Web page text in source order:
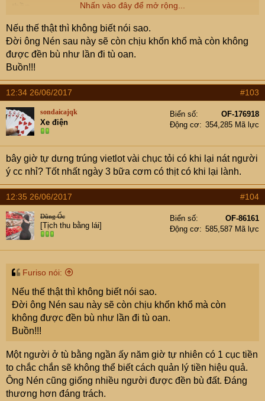
gái tư vấn lập tài khoản đồng sở hữu giữa ông Nén và bố
đẻ. Mục đích: tiền đó gửi tiết kiệm mỗi tháng cũng vài
chục triệu tiền lãi thoải mái cho Nén sống mà không phải
làm gì. Vì họ biết bằng đó năm trong tù giờ Nén rất khó để
có công việc nuôi sống bản thân.
Nhưng bi kịch cũng từ đó. Không rút được tiền gốc ra tiêu
nên Nén đâm đơn kiện bố đẻ và chị gái. Những người đã
miệt mài bỏ tiền bạc công sức ra đi tìm công lý.
Nhấn vào đây để mở rộng...
Nếu thế thật thì không biết nói sao.
Đời ông Nén sau này sẽ còn chịu khốn khổ mà còn không
được đền bù như lần đi tù oan.
Buồn!!!
12:34 26/06/2017 #103
sondaicajqk
Xe điện
Biển số
OF-176918
Động cơ
354,285 Mã lực
bây giờ tự dưng trúng vietlot vài chục tỏi có khi lại nát người
ý cc nhỉ? Tốt nhất ngày 3 bữa cơm có thịt có khi lại lành.
12:35 26/06/2017 #104
Dũng Ốc
[Tịch thu bằng lái]
Biển số
OF-86161
Động cơ
585,587 Mã lực
Furiso nói:
Nếu thế thật thì không biết nói sao.
Đời ông Nén sau này sẽ còn chịu khốn khổ mà còn
không được đền bù như lần đi tù oan.
Buồn!!!
Một người ở tù bằng ngần ấy năm giờ tự nhiên có 1 cục tiền
to chắc chắn sẽ không thể biết cách quản lý tiền hiệu quả.
Ông Nén cũng giống nhiều người được đền bù đất. Đáng
thương hơn đáng trách.